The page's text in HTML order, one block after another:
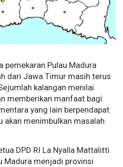
pemekaran Pulau Madura
dari Jawa Timur masih terus
kalangan menilai
memberikan manfaat bagi
yang lain berpendapat
akan menimbulkan masalah
DPD RI La Nyalla Mattalitti
Madura menjadi provinsi